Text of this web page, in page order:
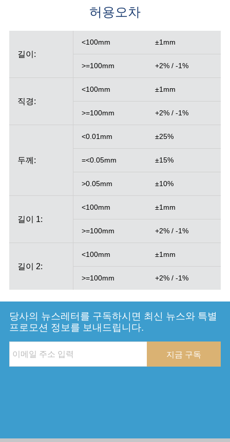
허용오차
길이:
<100mm ±1mm
>=100mm +2% / -1%
직경:
<100mm ±1mm
>=100mm +2% / -1%
두께:
<0.01mm ±25%
=<0.05mm ±15%
>0.05mm ±10%
길이 1:
<100mm ±1mm
>=100mm +2% / -1%
길이 2:
<100mm ±1mm
>=100mm +2% / -1%
당사의 뉴스레터를 구독하시면 최신 뉴스와 특별
프로모션 정보를 보내드립니다.
지금 구독